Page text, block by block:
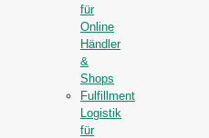
für
Online
Händler
&
Shops
Fulfillment
Logistik
für